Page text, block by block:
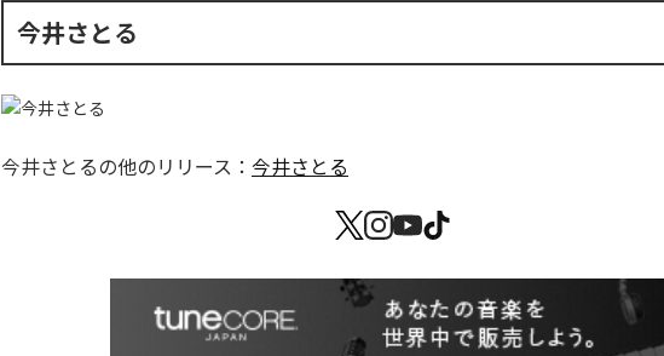
今井さとる
今井さとるの他のリリース： 今井さとる